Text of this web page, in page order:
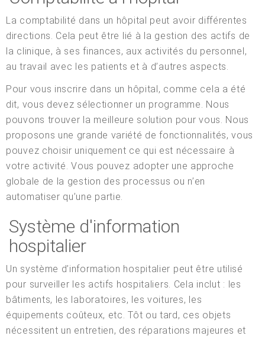
La comptabilité dans un hôpital peut avoir différentes
directions. Cela peut être lié à la gestion des actifs de
la clinique, à ses finances, aux activités du personnel,
au travail avec les patients et à d’autres aspects.
Pour vous inscrire dans un hôpital, comme cela a été
dit, vous devez sélectionner un programme. Nous
pouvons trouver la meilleure solution pour vous. Nous
proposons une grande variété de fonctionnalités, vous
pouvez choisir uniquement ce qui est nécessaire à
votre activité. Vous pouvez adopter une approche
globale de la gestion des processus ou n’en
automatiser qu’une partie.
Système d'information
hospitalier
Un système d’information hospitalier peut être utilisé
pour surveiller les actifs hospitaliers. Cela inclut : les
bâtiments, les laboratoires, les voitures, les
équipements coûteux, etc. Tôt ou tard, ces objets
nécessitent un entretien, des réparations majeures et